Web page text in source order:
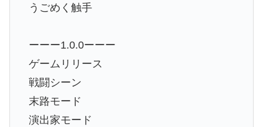
うごめく触手
ーーー1.0.0ーーー
ゲームリリース
戦闘シーン
末路モード
演出家モード